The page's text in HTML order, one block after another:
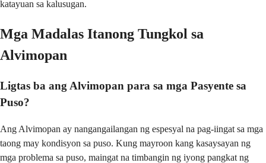
katayuan sa kalusugan.
Mga Madalas Itanong Tungkol sa
Alvimopan
Ligtas ba ang Alvimopan para sa mga Pasyente sa
Puso?
Ang Alvimopan ay nangangailangan ng espesyal na pag-iingat sa mga
taong may kondisyon sa puso. Kung mayroon kang kasaysayan ng
mga problema sa puso, maingat na timbangin ng iyong pangkat ng